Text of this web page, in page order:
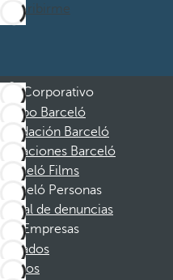
Suscribirme
Corporativo
Grupo Barceló
Fundación Barceló
Vacaciones Barceló
Barceló Films
Barceló Personas
Canal de denuncias
Empresas
Afiliados
Socios